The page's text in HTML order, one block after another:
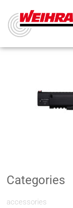
Categories
accessories